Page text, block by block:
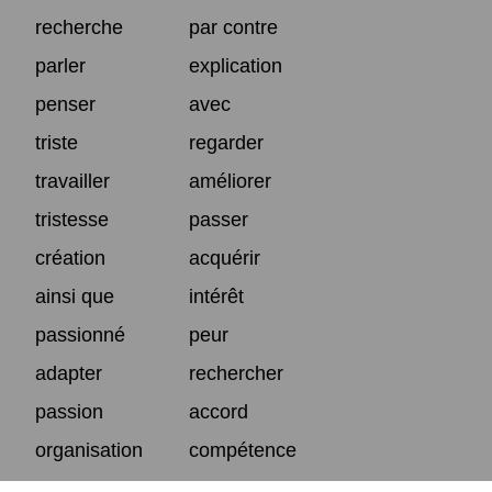
recherche
par contre
parler
explication
penser
avec
triste
regarder
travailler
améliorer
tristesse
passer
création
acquérir
ainsi que
intérêt
passionné
peur
adapter
rechercher
passion
accord
organisation
compétence